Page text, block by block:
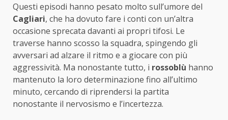
Questi episodi hanno pesato molto sull’umore del
Cagliari, che ha dovuto fare i conti con un’altra
occasione sprecata davanti ai propri tifosi. Le
traverse hanno scosso la squadra, spingendo gli
avversari ad alzare il ritmo e a giocare con più
aggressività. Ma nonostante tutto, i rossoblù hanno
mantenuto la loro determinazione fino all’ultimo
minuto, cercando di riprendersi la partita
nonostante il nervosismo e l’incertezza.